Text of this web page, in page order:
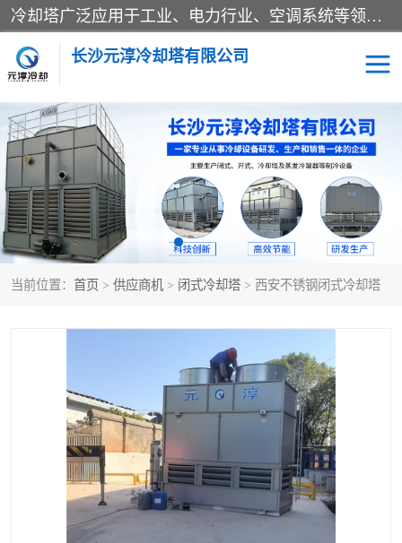
冷却塔广泛应用于工业、电力行业、空调系统等领域。在电力行业中，用于冷却发电机组的循环水；在工业生产中，如化工、冶金等行业，可降低生产过程中产生的热量；在空调系统中，为空调设备提供冷却水源
长沙元淳冷却塔有限公司
当前位置： 首页 > 供应商机 > 闭式冷却塔 > 西安不锈钢闭式冷却塔
方形开式冷却塔 圆形冷却塔
闭式冷却塔 水箱
电控箱 水泵
板式换热器